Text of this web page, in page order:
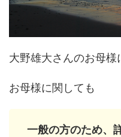
大野雄大さんのお母様
お母様に関しても
一般の方のため、